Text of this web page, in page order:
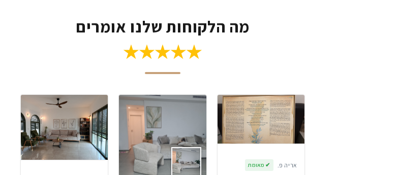
מה הלקוחות שלנו אומרים
★★★★★
אריה פ. ✔ מאומת